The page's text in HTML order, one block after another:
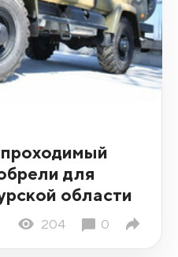
для
области
204 0